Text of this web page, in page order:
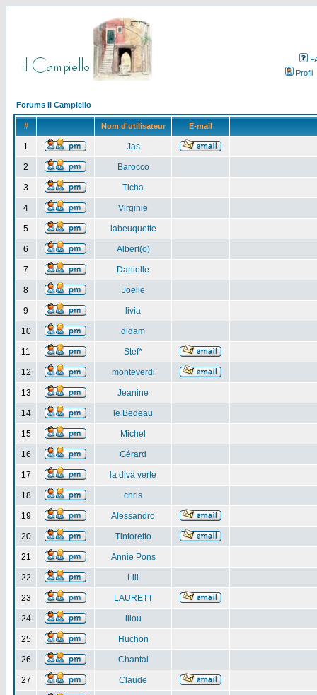
Profil
Forums il Campiello
# Nom d'utilisateur E-mail
1 Jas
2 Barocco
3 Ticha
4 Virginie
5 labeuquette
6 Albert(o)
7 Danielle
8 Joelle
9 livia
10 didam
11 Stef*
12 monteverdi
13 Jeanine
14 le Bedeau
15 Michel
16 Gérard
17 la diva verte
18 chris
19 Alessandro
20 Tintoretto
21 Annie Pons
22 Lili
23 LAURETT
24 lilou
25 Huchon
26 Chantal
27 Claude